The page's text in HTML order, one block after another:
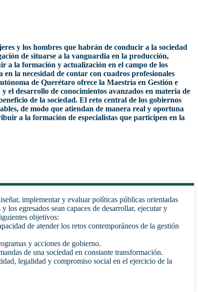
y los hombres que habrán de conducir a la sociedad
de situarse a la vanguardia en la producción,
a la formación y actualización en el campo de los
la necesidad de contar con cuadros profesionales
de Querétaro ofrece la Maestría en Gestión e
el desarrollo de conocimientos avanzados en materia de
de la sociedad. El reto central de los gobiernos
de modo que atiendan de manera real y oportuna
a la formación de especialistas que participen en la
implementar y evaluar políticas públicas orientadas
egresados sean capaces de desarrollar, ejecutar y
objetivos:
de atender los retos contemporáneos de la gestión
y acciones de gobierno.
de una sociedad en constante transformación.
legalidad y compromiso social en el ejercicio de la